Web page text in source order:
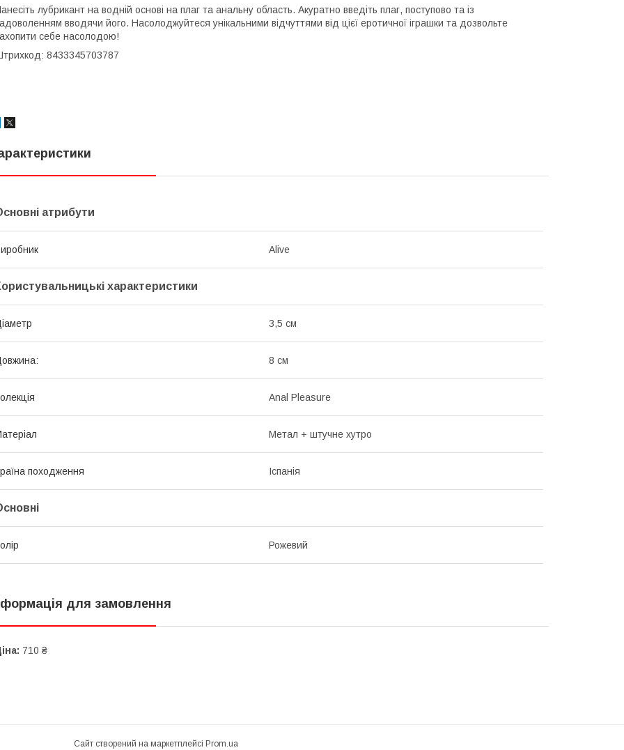
лубрикант на водній основі на плаг та анальну область. Акуратно введіть плаг, поступово та із
вводячи його. Насолоджуйтеся унікальними відчуттями від цієї еротичної іграшки та дозвольте
себе насолодою!
8433345703787
атрибути
Alive
характеристики
3,5 см
8 см
Anal Pleasure
Метал + штучне хутро
походження Іспанія
Рожевий
для замовлення
710 ₴
Сайт створений на маркетплейсі Prom.ua